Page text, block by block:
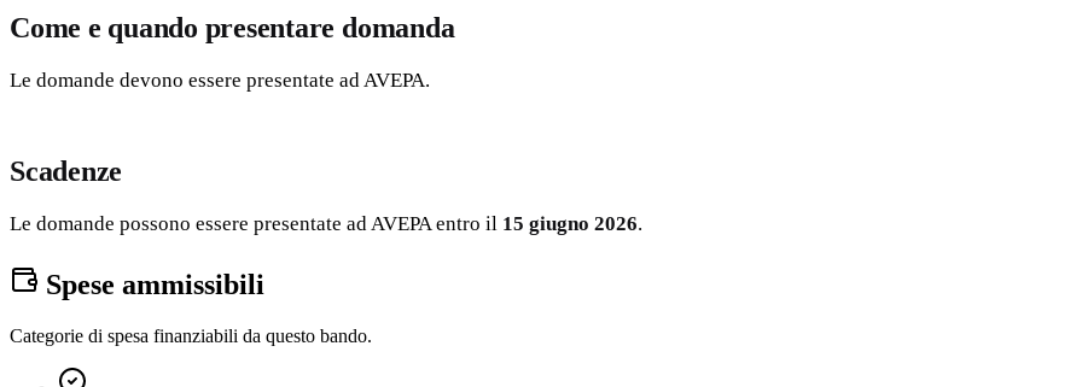
Come e quando presentare domanda
Le domande devono essere presentate ad AVEPA.
Scadenze
Le domande possono essere presentate ad AVEPA entro il 15 giugno 2026.
Spese ammissibili
Categorie di spesa finanziabili da questo bando.